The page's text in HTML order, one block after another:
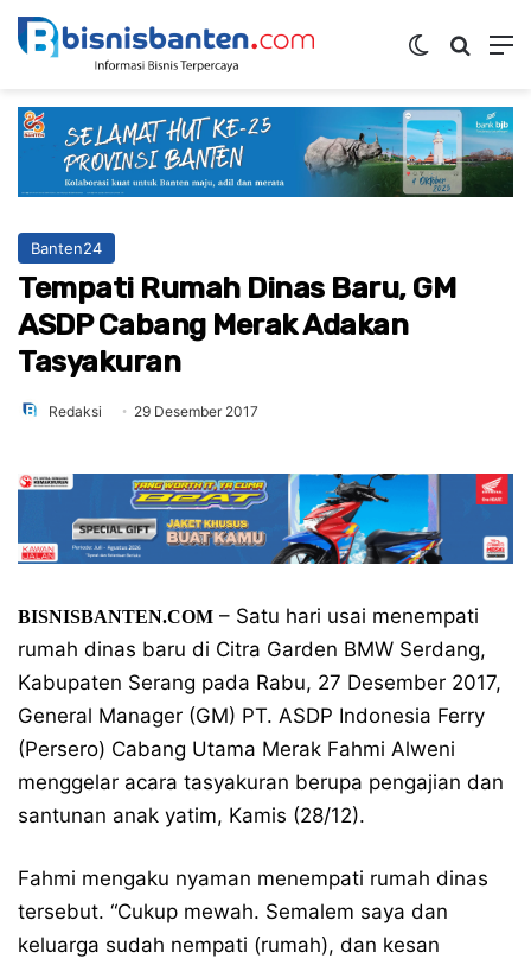
Switch skin
Banten24
Tempati Rumah Dinas Baru, GM
ASDP Cabang Merak Adakan
Tasyakuran
Redaksi 29 Desember 2017
BISNISBANTEN.COM – Satu hari usai menempati
rumah dinas baru di Citra Garden BMW Serdang,
Kabupaten Serang pada Rabu, 27 Desember 2017,
General Manager (GM) PT. ASDP Indonesia Ferry
(Persero) Cabang Utama Merak Fahmi Alweni
menggelar acara tasyakuran berupa pengajian dan
santunan anak yatim, Kamis (28/12).
Fahmi mengaku nyaman menempati rumah dinas
tersebut. “Cukup mewah. Semalem saya dan
keluarga sudah nempati (rumah), dan kesan